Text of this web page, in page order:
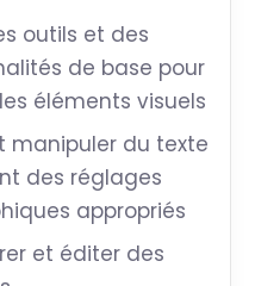
outils et des
de base pour
éléments visuels
manipuler du texte
des réglages
appropriés
et éditer des